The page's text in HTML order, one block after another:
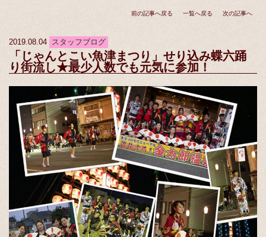
前の記事へ戻る 一覧へ戻る 次の記事へ
2019.08.04 スタッフブログ
「じゃんとこい魚津まつり」せり込み蝶六踊
り街流し★最少人数でも元気に参加！